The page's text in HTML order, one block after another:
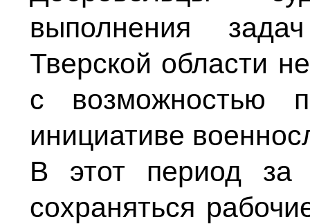
выполнения
Тверской области
с возможностью
инициативе
В этот период за
сохраняться